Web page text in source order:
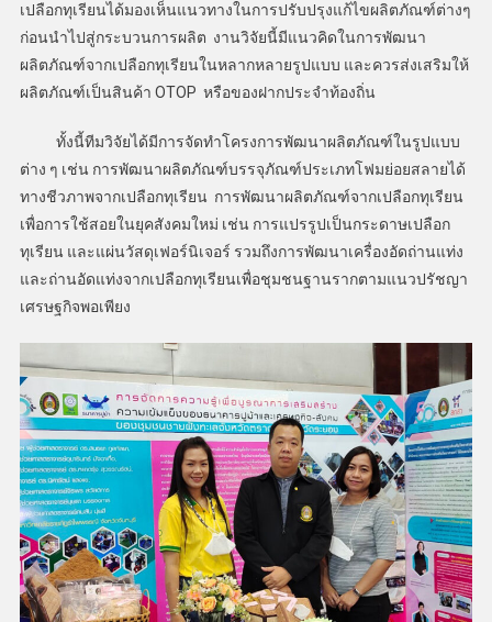
เปลือกทุเรียนได้มองเห็นแนวทางในการปรับปรุงแก้ไขผลิตภัณฑ์ต่างๆ
ก่อนนำไปสู่กระบวนการผลิต งานวิจัยนี้มีแนวคิดในการพัฒนา
ผลิตภัณฑ์จากเปลือกทุเรียนในหลากหลายรูปแบบ และควรส่งเสริมให้
ผลิตภัณฑ์เป็นสินค้า OTOP หรือของฝากประจำท้องถิ่น
ทั้งนี้ทีมวิจัยได้มีการจัดทำโครงการพัฒนาผลิตภัณฑ์ในรูปแบบ
ต่าง ๆ เช่น การพัฒนาผลิตภัณฑ์บรรจุภัณฑ์ประเภทโฟมย่อยสลายได้
ทางชีวภาพจากเปลือกทุเรียน การพัฒนาผลิตภัณฑ์จากเปลือกทุเรียน
เพื่อการใช้สอยในยุคสังคมใหม่ เช่น การแปรรูปเป็นกระดาษเปลือก
ทุเรียน และแผ่นวัสดุเฟอร์นิเจอร์ รวมถึงการพัฒนาเครื่องอัดถ่านแท่ง
และถ่านอัดแท่งจากเปลือกทุเรียนเพื่อชุมชนฐานรากตามแนวปรัชญา
เศรษฐกิจพอเพียง